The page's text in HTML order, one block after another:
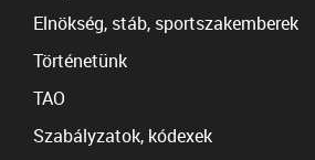
Elnökség, stáb, sportszakemberek
Történetünk
TAO
Szabályzatok, kódexek